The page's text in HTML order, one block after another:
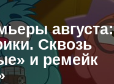
августа:
Сквозь
и ремейк